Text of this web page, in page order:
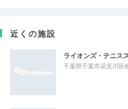
近くの施設
ライオンズ・テニス
千葉県千葉市花見川区